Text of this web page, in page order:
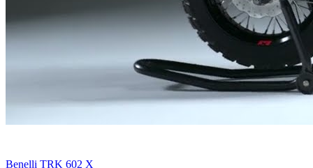
Benelli TRK 602 X